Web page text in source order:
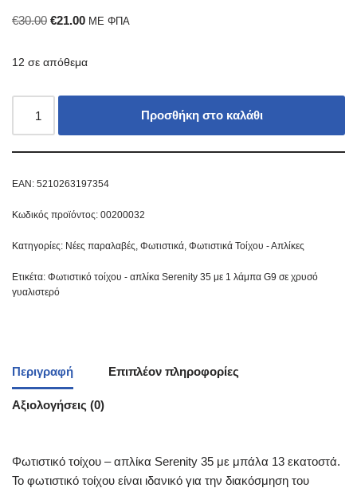
€30.00 €21.00 ΜΕ ΦΠΑ
12 σε απόθεμα
Προσθήκη στο καλάθι
EAN: 5210263197354
Κωδικός προϊόντος: 00200032
Κατηγορίες: Νέες παραλαβές, Φωτιστικά, Φωτιστικά Τοίχου - Απλίκες
Ετικέτα: Φωτιστικό τοίχου - απλίκα Serenity 35 με 1 λάμπα G9 σε χρυσό
γυαλιστερό
Περιγραφή Επιπλέον πληροφορίες
Αξιολογήσεις (0)
Φωτιστικό τοίχου – απλίκα Serenity 35 με μπάλα 13 εκατοστά.
Το φωτιστικό τοίχου είναι ιδανικό για την διακόσμηση του